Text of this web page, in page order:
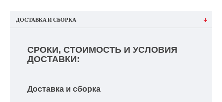
ДОСТАВКА И СБОРКА
СРОКИ, СТОИМОСТЬ И УСЛОВИЯ
ДОСТАВКИ:
Доставка и сборка